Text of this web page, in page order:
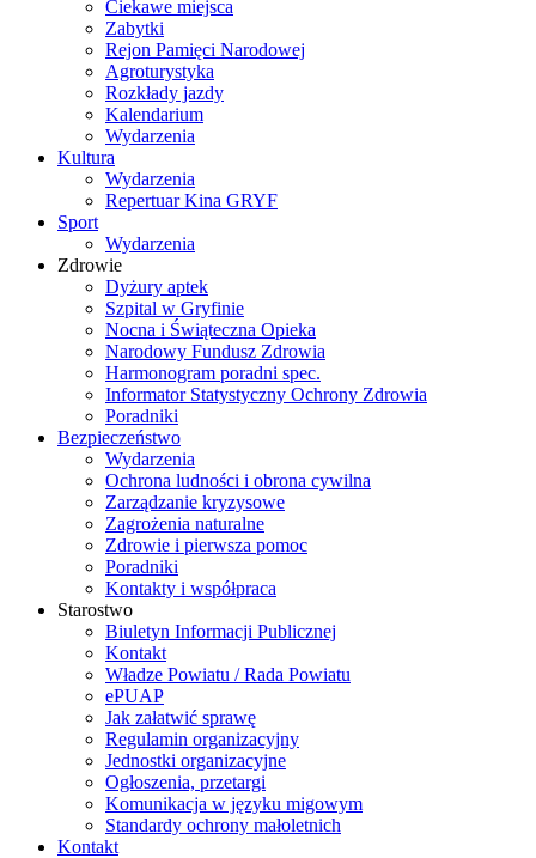
Ciekawe miejsca
Zabytki
Rejon Pamięci Narodowej
Agroturystyka
Rozkłady jazdy
Kalendarium
Wydarzenia
Kultura
Wydarzenia
Repertuar Kina GRYF
Sport
Wydarzenia
Zdrowie
Dyżury aptek
Szpital w Gryfinie
Nocna i Świąteczna Opieka
Narodowy Fundusz Zdrowia
Harmonogram poradni spec.
Informator Statystyczny Ochrony Zdrowia
Poradniki
Bezpieczeństwo
Wydarzenia
Ochrona ludności i obrona cywilna
Zarządzanie kryzysowe
Zagrożenia naturalne
Zdrowie i pierwsza pomoc
Poradniki
Kontakty i współpraca
Starostwo
Biuletyn Informacji Publicznej
Kontakt
Władze Powiatu / Rada Powiatu
ePUAP
Jak załatwić sprawę
Regulamin organizacyjny
Jednostki organizacyjne
Ogłoszenia, przetargi
Komunikacja w języku migowym
Standardy ochrony małoletnich
Kontakt